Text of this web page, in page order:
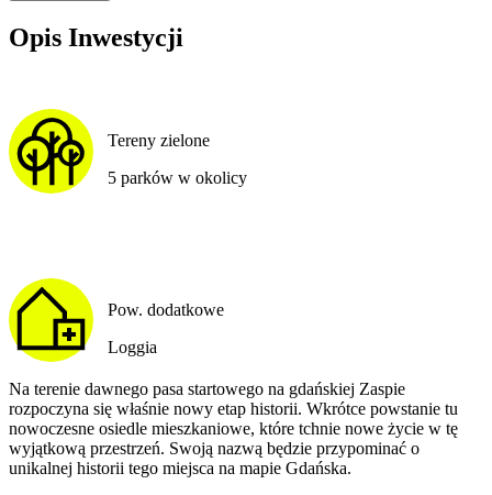
Opis Inwestycji
Tereny zielone
5 parków w okolicy
Pow. dodatkowe
Loggia
Na terenie dawnego pasa startowego na gdańskiej Zaspie
rozpoczyna się właśnie nowy etap historii. Wkrótce powstanie tu
nowoczesne osiedle mieszkaniowe, które tchnie nowe życie w tę
wyjątkową przestrzeń. Swoją nazwą będzie przypominać o
unikalnej historii tego miejsca na mapie Gdańska.